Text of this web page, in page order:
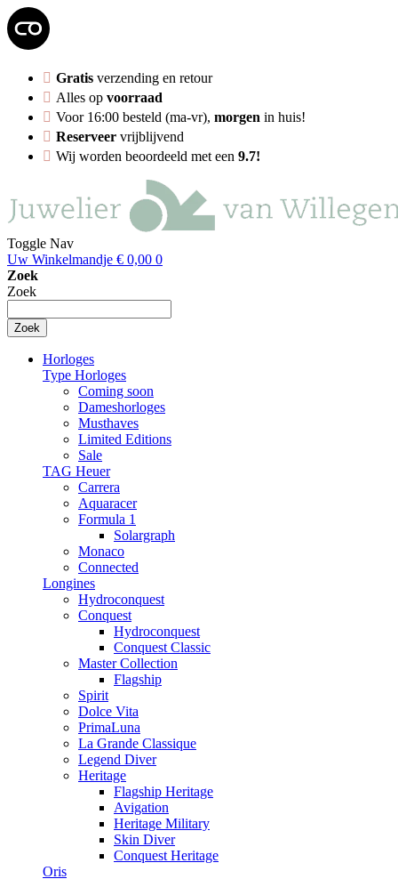
Gratis verzending en retour
Alles op voorraad
Voor 16:00 besteld (ma-vr), morgen in huis!
Reserveer vrijblijvend
Wij worden beoordeeld met een 9.7!
Toggle Nav
Uw Winkelmandje € 0,00 0
Zoek
Zoek
Zoek
Horloges
Type Horloges
Coming soon
Dameshorloges
Musthaves
Limited Editions
Sale
TAG Heuer
Carrera
Aquaracer
Formula 1
Solargraph
Monaco
Connected
Longines
Hydroconquest
Conquest
Hydroconquest
Conquest Classic
Master Collection
Flagship
Spirit
Dolce Vita
PrimaLuna
La Grande Classique
Legend Diver
Heritage
Flagship Heritage
Avigation
Heritage Military
Skin Diver
Conquest Heritage
Oris